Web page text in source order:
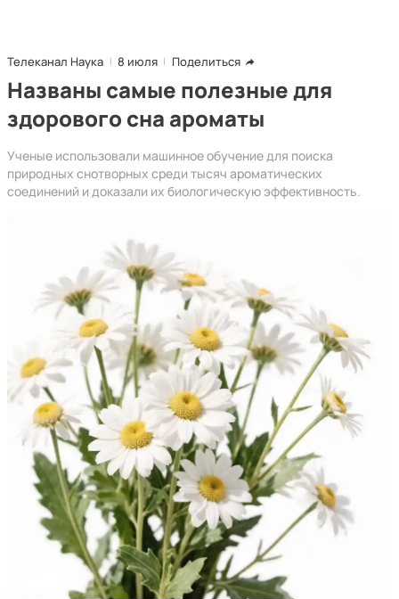
Телеканал Наука 8 июля Поделиться
Названы самые полезные для
здорового сна ароматы
Ученые использовали машинное обучение для поиска
природных снотворных среди тысяч ароматических
соединений и доказали их биологическую эффективность.